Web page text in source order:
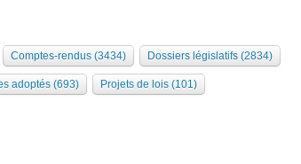
Comptes-rendus (3434) Dossiers législatifs (2834)
adoptés (693) Projets de lois (101)